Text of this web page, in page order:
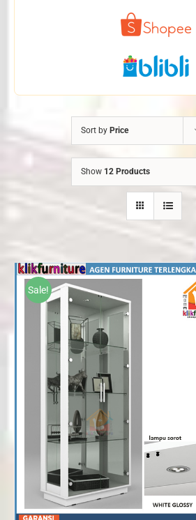
Sort by Price
Show 12 Products
Sale!